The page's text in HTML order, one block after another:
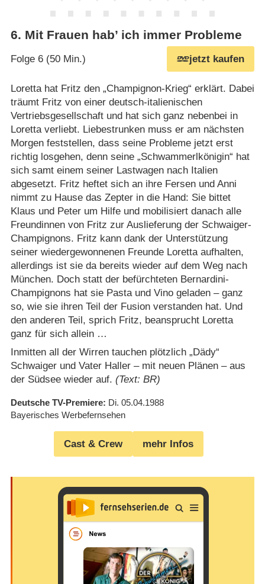
6. Mit Frauen hab’ ich immer Probleme
Folge 6 (50 Min.) jetzt kaufen
Loretta hat Fritz den „Champignon-Krieg“ erklärt. Dabei
träumt Fritz von einer deutsch-italienischen
Vertriebsgesellschaft und hat sich ganz nebenbei in
Loretta verliebt. Liebestrunken muss er am nächsten
Morgen feststellen, dass seine Probleme jetzt erst
richtig losgehen, denn seine „Schwammerlkönigin“ hat
sich samt einem seiner Lastwagen nach Italien
abgesetzt. Fritz heftet sich an ihre Fersen und Anni
nimmt zu Hause das Zepter in die Hand: Sie bittet
Klaus und Peter um Hilfe und mobilisiert danach alle
Freundinnen von Fritz zur Auslieferung der Schwaiger-
Champignons. Fritz kann dank der Unterstützung
seiner wiedergewonnenen Freunde Loretta aufhalten,
allerdings ist sie da bereits wieder auf dem Weg nach
München. Doch statt der befürchteten Bernardini-
Champignons hat sie Pasta und Vino geladen – ganz
so, wie sie ihren Teil der Fusion verstanden hat. Und
den anderen Teil, sprich Fritz, beansprucht Loretta
ganz für sich allein …
Inmitten all der Wirren tauchen plötzlich „Dädy“
Schwaiger und Vater Haller – mit neuen Plänen – aus
der Südsee wieder auf. (Text: BR)
Deutsche TV-Premiere Di. 05.04.1988
Bayerisches Werbefernsehen
Cast & Crew mehr Infos